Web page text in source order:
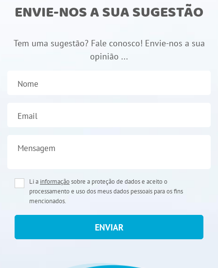
ENVIE-NOS A SUA SUGESTÃO
Tem uma sugestão? Fale conosco! Envie-nos a sua
opinião ...
Nome
Email
Mensagem
Li a informaçãosobre a proteção de dados e aceito o
processamento e uso dos meus dados pessoais para os fins
mencionados.
ENVIAR